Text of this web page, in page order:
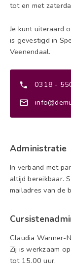
tot en met
Je kunt uiteraard
is gevestigd in
Veenendaal.
0318 -
Administratie
In verband met
altijd bereikbaar.
mailadres van de
Claudia Wanner-
Zij is werkzaam
tot 15.00 uur.